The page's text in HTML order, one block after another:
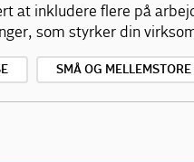
at inkludere flere på
som styrker din
SMÅ OG